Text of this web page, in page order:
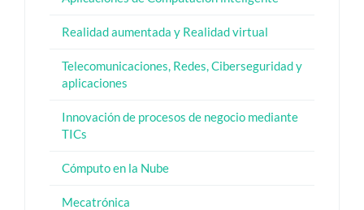
Realidad aumentada y Realidad virtual
Telecomunicaciones, Redes, Ciberseguridad y
aplicaciones
Innovación de procesos de negocio mediante
TICs
Cómputo en la Nube
Mecatrónica